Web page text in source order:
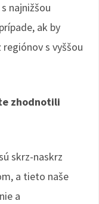
najnižšou
ak by
s vyššou
zhodnotili
skrz-naskrz
a tieto naše
a